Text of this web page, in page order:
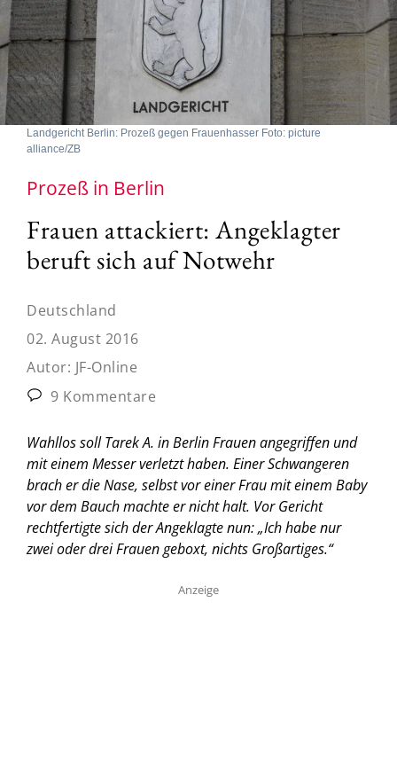
Landgericht Berlin: Prozeß gegen Frauenhasser Foto: picture
alliance/ZB
Prozeß in Berlin
Frauen attackiert: Angeklagter
beruft sich auf Notwehr
Deutschland
02. August 2016
Autor: JF-Online
9 Kommentare
Wahllos soll Tarek A. in Berlin Frauen angegriffen und
mit einem Messer verletzt haben. Einer Schwangeren
brach er die Nase, selbst vor einer Frau mit einem Baby
vor dem Bauch machte er nicht halt. Vor Gericht
rechtfertigte sich der Angeklagte nun: „Ich habe nur
zwei oder drei Frauen geboxt, nichts Großartiges.“
Anzeige